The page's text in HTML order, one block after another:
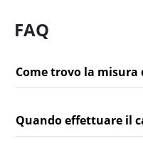
FAQ
Come trovo la
Quando effettuare il